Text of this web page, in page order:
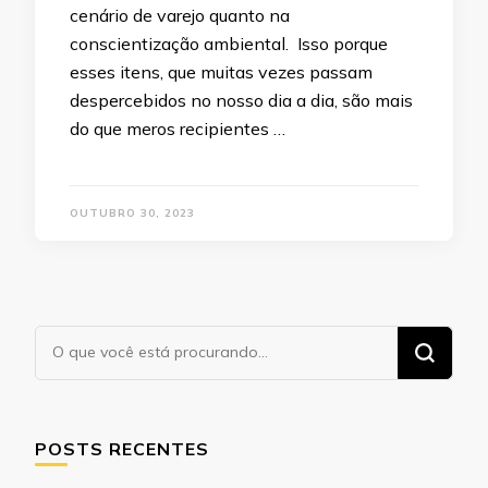
cenário de varejo quanto na
conscientização ambiental. Isso porque
esses itens, que muitas vezes passam
despercebidos no nosso dia a dia, são mais
do que meros recipientes …
OUTUBRO 30, 2023
Procurando
algo?
POSTS RECENTES